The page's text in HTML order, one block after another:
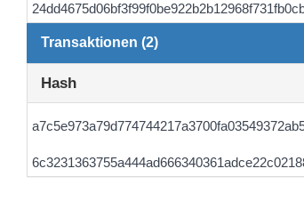
Transaktionen (2)
Hash